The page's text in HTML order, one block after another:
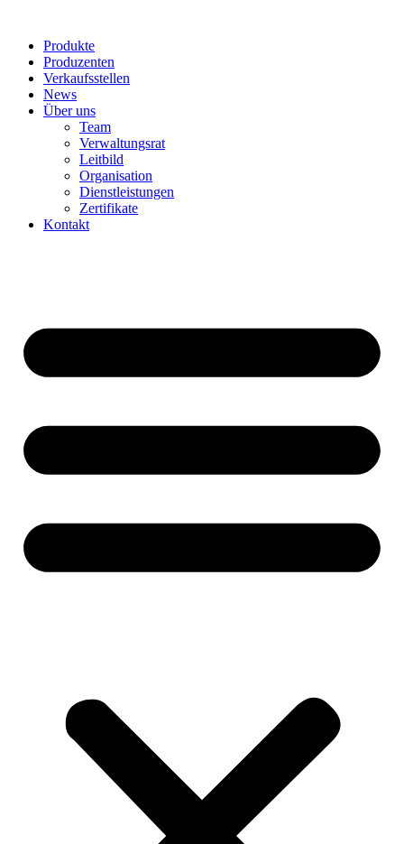
Produkte
Produzenten
Verkaufsstellen
News
Über uns
Team
Verwaltungsrat
Leitbild
Organisation
Dienstleistungen
Zertifikate
Kontakt